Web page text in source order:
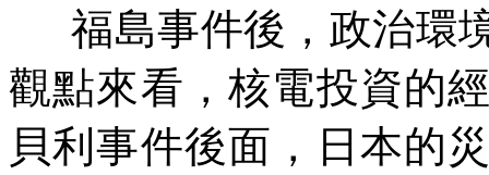
福島事件後，政治環
觀點來看，核電投資的
貝利事件後面，日本的